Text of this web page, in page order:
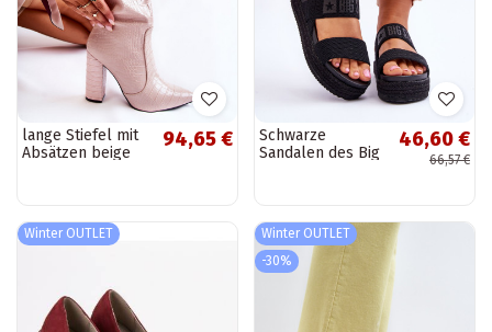
lange Stiefel mit
Absätzen beige
94,65 €
Schwarze
Sandalen des Big
46,60 €
66,57 €
Winter OUTLET
Winter OUTLET
-30%